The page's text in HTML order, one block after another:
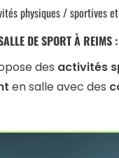
DE SPORT À REIMS
physiques / sportives
des activités
en salle avec des